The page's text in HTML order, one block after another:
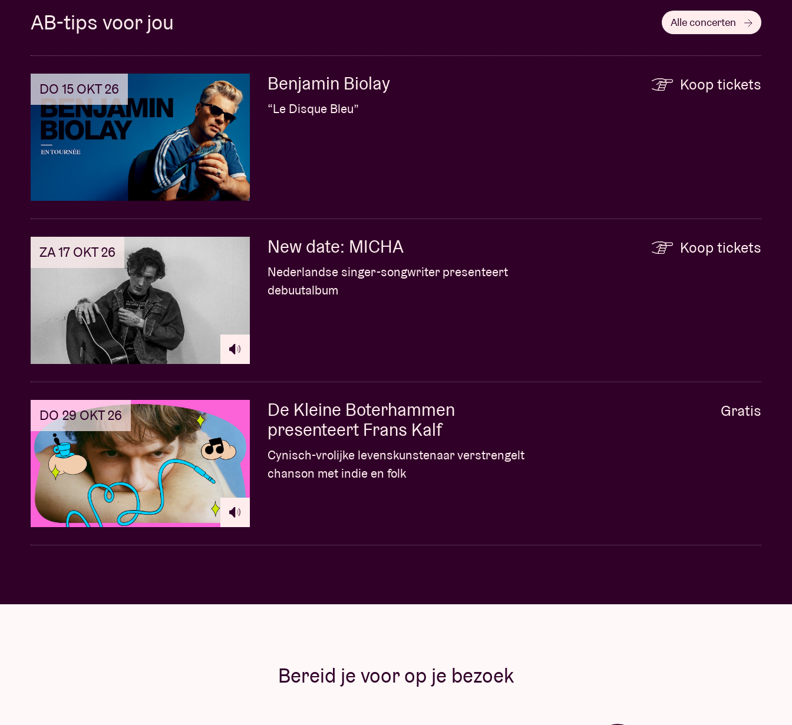
AB-tips voor jou Alle concerten
DO 15 OKT 26 Benjamin Biolay
“Le Disque Bleu”
Koop tickets
ZA 17 OKT 26 New date: MICHA
Nederlandse singer-songwriter presenteert
debuutalbum
Koop tickets
DO 29 OKT 26
De Kleine Boterhammen
presenteert Frans Kalf
Cynisch-vrolijke levenskunstenaar verstrengelt
chanson met indie en folk
Gratis
Bereid je voor op je bezoek